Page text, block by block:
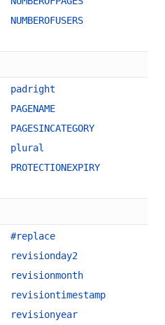
NUMBEROFUSERS
padright
PAGENAME
PAGESINCATEGORY
plural
PROTECTIONEXPIRY
#replace
revisionday2
revisionmonth
revisiontimestamp
revisionyear